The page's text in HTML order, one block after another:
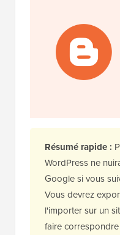
Résumé rapide :
WordPress ne
Google si vous
Vous devrez
l'importer sur un
faire